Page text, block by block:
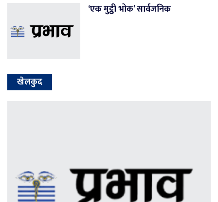
‘एक मुट्ठी भोक’ सार्वजनिक
खेलकुद